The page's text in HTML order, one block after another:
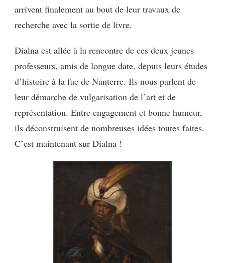
arrivent finalement au bout de leur travaux de
recherche avec la sortie de livre.
Dialna est allée à la rencontre de ces deux jeunes
professeurs, amis de longue date, depuis leurs études
d’histoire à la fac de Nanterre. Ils nous parlent de
leur démarche de vulgarisation de l’art et de
représentation. Entre engagement et bonne humeur,
ils déconstruisent de nombreuses idées toutes faites.
C’est maintenant sur Dialna !